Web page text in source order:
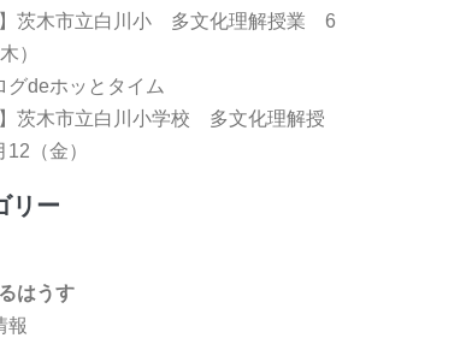
】茨木市立白川小 多文化理解授業 6
）
グdeホッとタイム
】茨木市立白川小学校 多文化理解授
（金）
リー
はうす
報